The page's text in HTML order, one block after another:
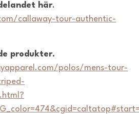
här.
callaway-tour-authentic-
produkter.
polos/mens-tour-